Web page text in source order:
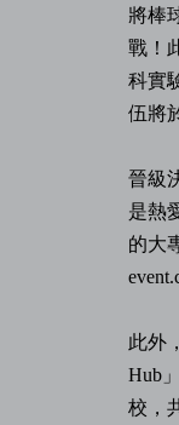
將棒
戰！
科實
伍將
晉級
是熱
的大
此外
Hub
校，